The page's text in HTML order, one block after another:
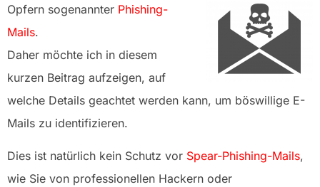
Opfern sogenannter Phishing-
Mails.
Daher möchte ich in diesem
kurzen Beitrag aufzeigen, auf
welche Details geachtet werden kann, um böswillige E-
Mails zu identifizieren.
Dies ist natürlich kein Schutz vor Spear-Phishing-Mails,
wie Sie von professionellen Hackern oder